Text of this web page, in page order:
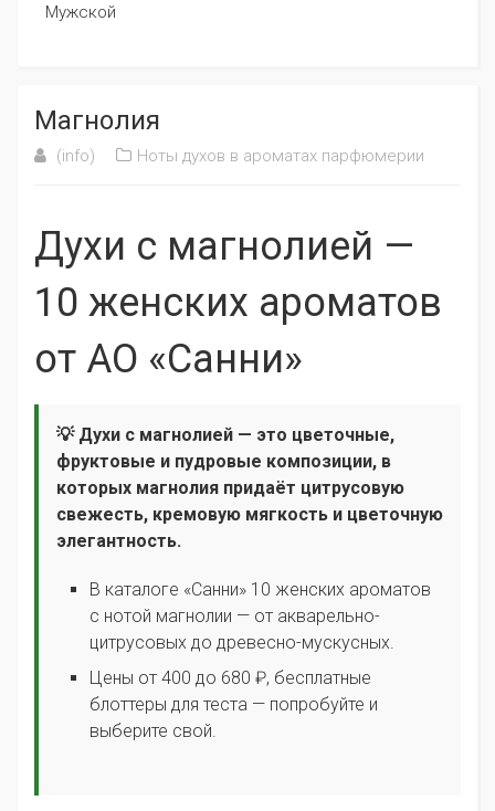
Мужской
Магнолия
(info) Ноты духов в ароматах парфюмерии
Духи с магнолией —
10 женских ароматов
от АО «Санни»
💡 Духи с магнолией — это цветочные,
фруктовые и пудровые композиции, в
которых магнолия придаёт цитрусовую
свежесть, кремовую мягкость и цветочную
элегантность.
В каталоге «Санни» 10 женских ароматов
с нотой магнолии — от акварельно-
цитрусовых до древесно-мускусных.
Цены от 400 до 680 ₽, бесплатные
блоттеры для теста — попробуйте и
выберите свой.